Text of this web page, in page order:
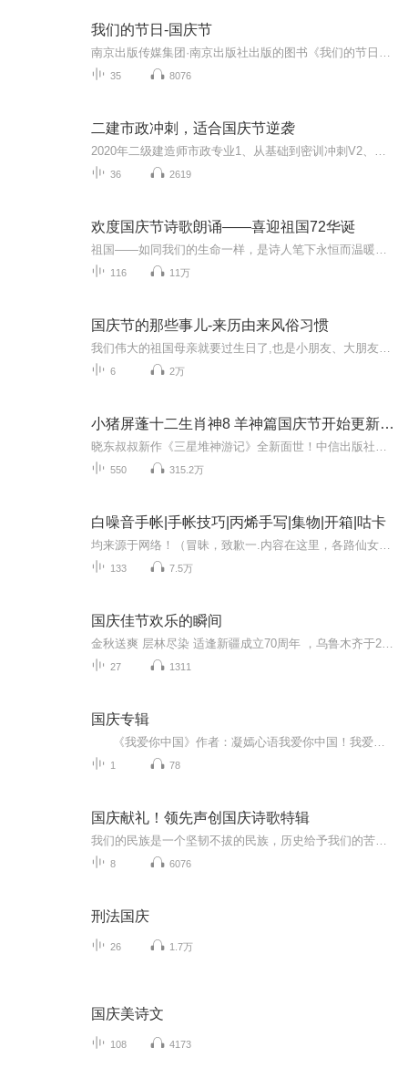
我们的节日-国庆节
35 8076
二建市政冲刺，适合国庆节逆袭
36 2619
欢度国庆节诗歌朗诵——喜迎祖国72华诞
116 11万
国庆节的那些事儿-来历由来风俗习惯
6 2万
小猪屏蓬十二生肖神8 羊神篇国庆节开始更新啦！
550 315.2万
白噪音手帐|手帐技巧|丙烯手写|集物|开箱|咕卡
133 7.5万
国庆佳节欢乐的瞬间
27 1311
国庆专辑
1 78
国庆献礼！领先声创国庆诗歌特辑
8 6076
刑法国庆
26 1.7万
国庆美诗文
108 4173